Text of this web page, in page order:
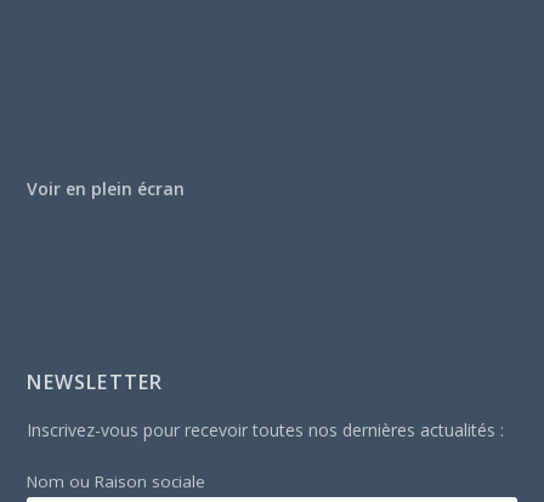
Voir en plein écran
NEWSLETTER
Inscrivez-vous pour recevoir toutes nos dernières actualités :
Nom ou Raison sociale